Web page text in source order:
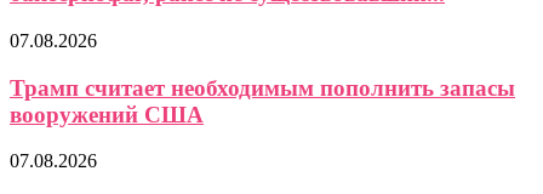
07.08.2026
Трамп считает необходимым пополнить запасы
вооружений США
07.08.2026